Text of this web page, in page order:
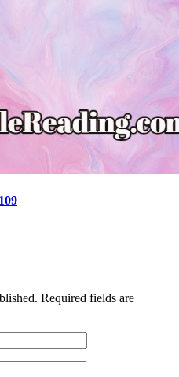
Required fields are